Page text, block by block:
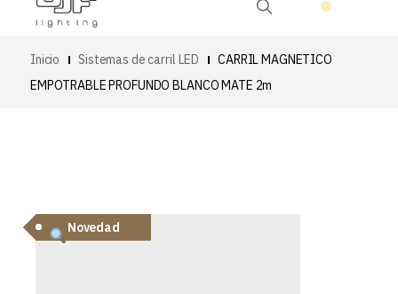
Inicio Sistemas de carril LED
CARRIL MAGNETICO
EMPOTRABLE PROFUNDO BLANCO MATE 2m
Novedad